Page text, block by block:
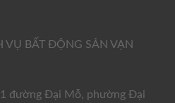
VỤ BẤT ĐỘNG SẢN VẠN
đường Đại Mỗ, phường Đại